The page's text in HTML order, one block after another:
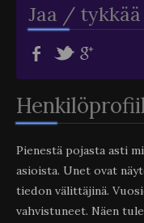
Jaa / tykkää
Pienestä pojasta asti
asioista. Unet ovat
tiedon välittäjinä.
vahvistuneet. Näen